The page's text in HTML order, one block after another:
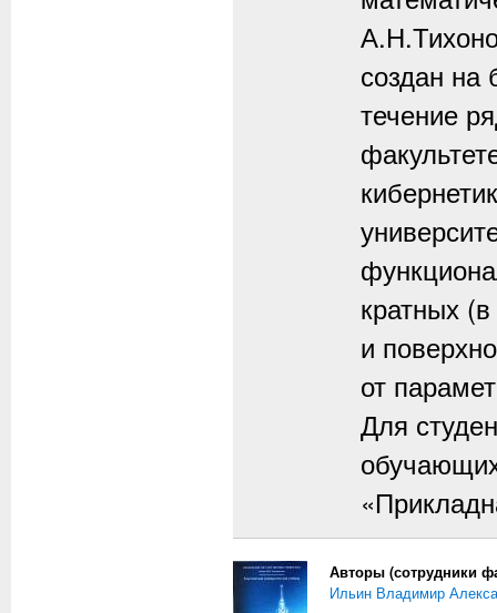
создан на
течение
кратных
и
от
Для
Авторы (сотрудники
Ильин Владимир